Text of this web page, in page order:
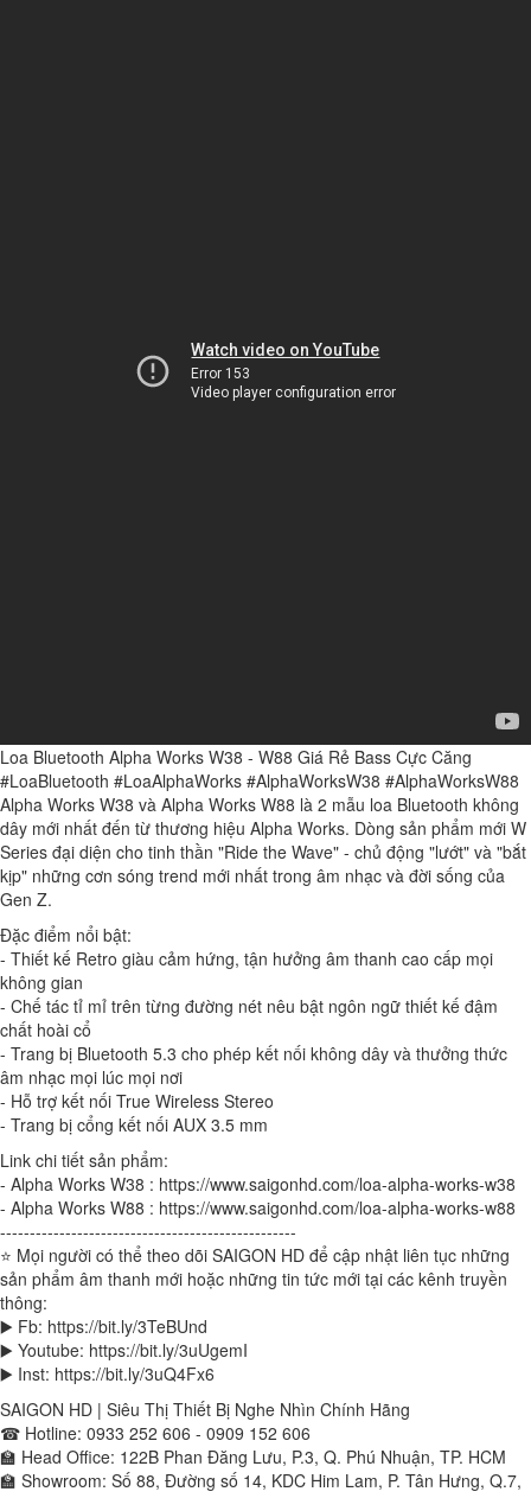
Loa Bluetooth Alpha Works W38 - W88 Giá Rẻ Bass Cực Căng
#LoaBluetooth #LoaAlphaWorks #AlphaWorksW38 #AlphaWorksW88
Alpha Works W38 và Alpha Works W88 là 2 mẫu loa Bluetooth không
dây mới nhất đến từ thương hiệu Alpha Works. Dòng sản phẩm mới W
Series đại diện cho tinh thần "Ride the Wave" - chủ động "lướt" và "bắt
kịp" những cơn sóng trend mới nhất trong âm nhạc và đời sống của
Gen Z.
Đặc điểm nổi bật:
- Thiết kế Retro giàu cảm hứng, tận hưởng âm thanh cao cấp mọi
không gian
- Chế tác tỉ mỉ trên từng đường nét nêu bật ngôn ngữ thiết kế đậm
chất hoài cổ
- Trang bị Bluetooth 5.3 cho phép kết nối không dây và thưởng thức
âm nhạc mọi lúc mọi nơi
- Hỗ trợ kết nối True Wireless Stereo
- Trang bị cổng kết nối AUX 3.5 mm
Link chi tiết sản phẩm:
- Alpha Works W38 : https://www.saigonhd.com/loa-alpha-works-w38
- Alpha Works W88 : https://www.saigonhd.com/loa-alpha-works-w88
--------------------------------------------------
⭐ Mọi người có thể theo dõi SAIGON HD để cập nhật liên tục những
sản phẩm âm thanh mới hoặc những tin tức mới tại các kênh truyền
thông:
▶️ Fb: https://bit.ly/3TeBUnd
▶️ Youtube: https://bit.ly/3uUgemI
▶️ Inst: https://bit.ly/3uQ4Fx6
SAIGON HD | Siêu Thị Thiết Bị Nghe Nhìn Chính Hãng
☎ Hotline: 0933 252 606 - 0909 152 606
🏫 Head Office: 122B Phan Đăng Lưu, P.3, Q. Phú Nhuận, TP. HCM
🏫 Showroom: Số 88, Đường số 14, KDC Him Lam, P. Tân Hưng, Q.7,